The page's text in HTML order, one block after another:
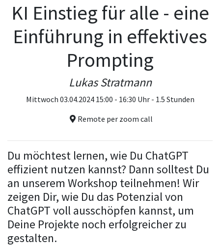
KI Einstieg für alle - eine
Einführung in effektives
Prompting
Lukas Stratmann
Mittwoch 03.04.2024 15:00 - 16:30 Uhr - 1.5 Stunden
Remote per zoom call
Du möchtest lernen, wie Du ChatGPT
effizient nutzen kannst? Dann solltest Du
an unserem Workshop teilnehmen! Wir
zeigen Dir, wie Du das Potenzial von
ChatGPT voll ausschöpfen kannst, um
Deine Projekte noch erfolgreicher zu
gestalten.